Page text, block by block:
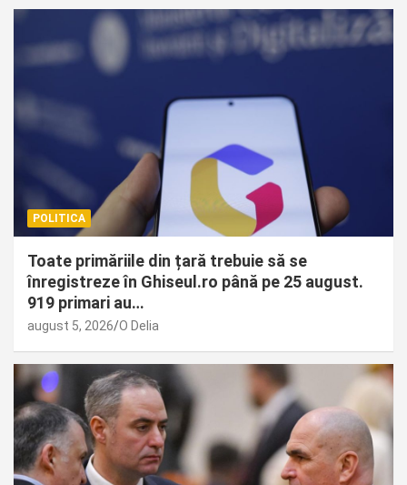
POLITICA
Toate primăriile din țară trebuie să se
înregistreze în Ghiseul.ro până pe 25 august.
919 primari au…
august 5, 2026 O Delia